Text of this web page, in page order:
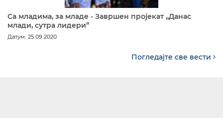
Са младима, за младе - Завршен пројекат „Данас
млади, сутра лидери”
Датум: 25.09.2020
Погледајте све вести